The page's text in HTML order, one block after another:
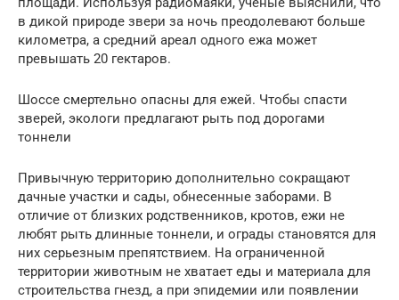
в дикой природе звери за ночь преодолевают больше
километра, а средний ареал одного ежа может
превышать 20 гектаров.
Шоссе смертельно опасны для ежей. Чтобы спасти
зверей, экологи предлагают рыть под дорогами
тоннели
Привычную территорию дополнительно сокращают
дачные участки и сады, обнесенные заборами. В
отличие от близких родственников, кротов, ежи не
любят рыть длинные тоннели, и ограды становятся для
них серьезным препятствием. На ограниченной
территории животным не хватает еды и материала для
строительства гнезд, а при эпидемии или появлении